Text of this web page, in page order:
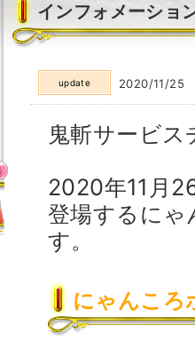
インフォメーショ
update 2020/11/25
鬼斬サービ
2020年11月
登場するに
す。
にゃんころ